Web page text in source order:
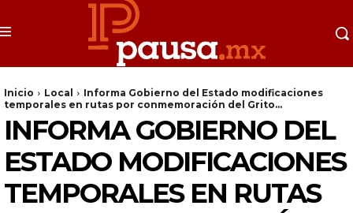
Inicio Local
Informa Gobierno del Estado modificaciones
temporales en rutas por conmemoración del Grito...
INFORMA GOBIERNO DEL
ESTADO MODIFICACIONES
TEMPORALES EN RUTAS